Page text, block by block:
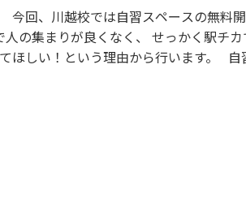
今回、川越校では自習スペースの無料
の集まりが良くなく、 せっかく駅チ
ほしい！という理由から行います。